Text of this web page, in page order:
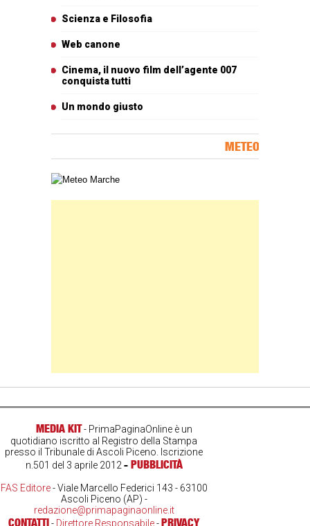
Scienza e Filosofia
Web canone
Cinema, il nuovo film dell’agente 007
conquista tutti
Un mondo giusto
METEO
Carta meteorologica delle Marche
MEDIA KIT- PrimaPaginaOnline è un
quotidiano iscritto al Registro della Stampa
presso il Tribunale di Ascoli Piceno. Iscrizione
n.501 del 3 aprile 2012- PUBBLICITÀ
FAS Editore- Viale Marcello Federici 143 - 63100
Ascoli Piceno (AP) -
redazione@primapaginaonline.it
CONTATTI- Direttore Responsabile-PRIVACY